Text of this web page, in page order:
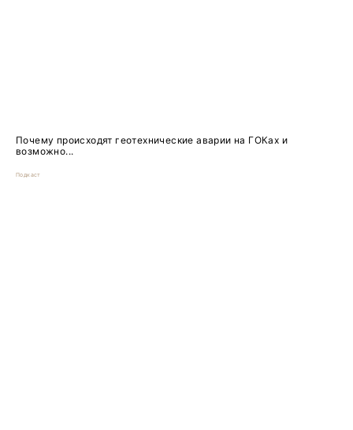
Почему происходят геотехнические аварии на ГОКах и
возможно...
Подкаст